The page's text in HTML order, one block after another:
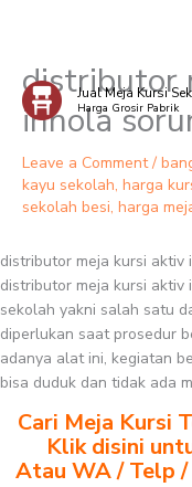
Skip
content
Jual Meja Kursi
Harga Grosir Pabrik
distributor
innola
Leave a Comment /
kayu sekolah, harga
sekolah besi, harga
distributor meja kursi aktiv
distributor meja kursi aktiv
sekolah yakni salah satu
diperlukan saat prosedur
adanya alat ini, kegiatan
bisa duduk dan tidak ada
Cari Meja Kursi
Klik disini
Atau WA / Telp /